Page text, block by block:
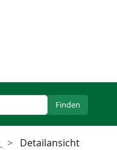
Detailansicht